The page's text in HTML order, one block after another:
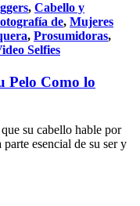
, Cabello y
de, Mujeres
, Prosumidoras,
Selfies
Pelo Como lo
su cabello hable por
esencial de su ser y